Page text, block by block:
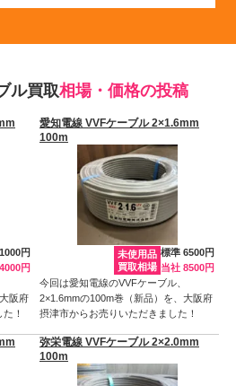
ル買取相場・価格の投稿
円
円
阪府
！
愛知電線 VVFケーブル 2×1.6mm
100m
未使用品
買取相場
標準 6500円
当社 8500円
今回は愛知電線のVVFケーブル、
2×1.6mmの100m巻（新品）を、大阪府
摂津市からお売りいただきました！
弥栄電線 VVFケーブル 2×2.0mm
100m